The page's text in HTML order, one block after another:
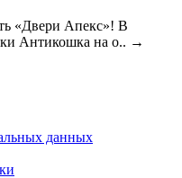
«Двери Апекс»! В
Антикошка на о.. →
данных